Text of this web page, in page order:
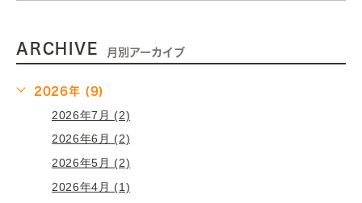
ARCHIVE 月別アーカイブ
2026年 (9)
2026年7月 (2)
2026年6月 (2)
2026年5月 (2)
2026年4月 (1)